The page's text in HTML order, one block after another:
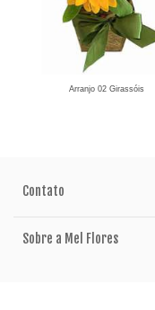
Arranjo 02 Girassóis
Contato
Sobre a Mel Flores